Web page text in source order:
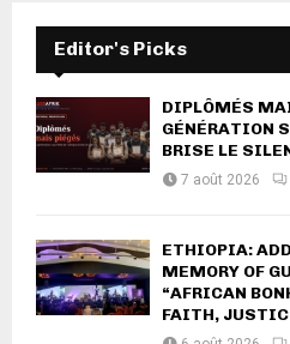
Editor's Picks
DIPLÔMÉS
GÉNÉRATION
BRISE LE
7 août 2026
ETHIOPIA:
MEMORY OF
“AFRICAN
FAITH,